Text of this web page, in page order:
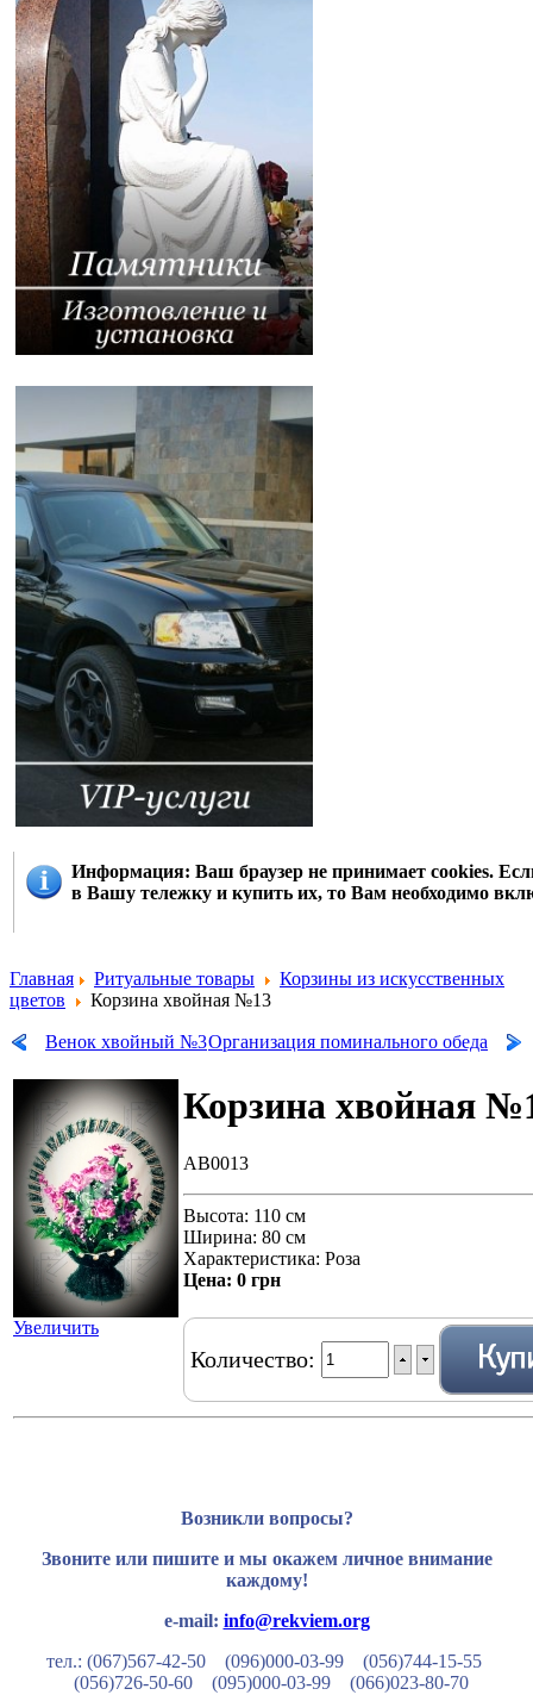
Информация: Ваш браузер не принимает cookies.
в Вашу тележку и купить их, то Вам необходимо
Главная Ритуальные товары
Корзины из искусственных
цветов
Корзина хвойная №13
Венок хвойный №3Организация поминального обеда
Увеличить
Корзина хвойная
AB0013
Высота: 110 см
Ширина: 80 см
Характеристика: Роза
Цена: 0 грн
Количество:
Возникли вопросы?
Звоните или пишите и мы окажем личное внимание
каждому!
e-mail: info@rekviem.org
тел.: (067)567-42-50 (096)000-03-99
(056)744-15-55
(056)726-50-60
(095)000-03-99
(066)023-80-70